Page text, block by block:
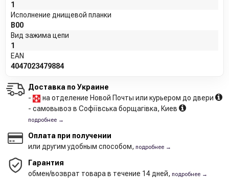
1
Исполнение днищевой планки
B00
Вид зажима цепи
1
EAN
4047023479884
Доставка по Украине
-
на отделение Новой Почты или курьером до двери
- самовывоз в Софіївська борщагівка, Киев
подробнее →
Оплата при получении
или другим удобным способом, подробнее →
Гарантия
обмен/возврат товара в течение 14 дней, подробнее →